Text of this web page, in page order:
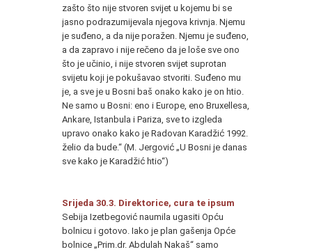
zašto što nije stvoren svijet u kojemu bi se
jasno podrazumijevala njegova krivnja. Njemu
je suđeno, a da nije poražen. Njemu je suđeno,
a da zapravo i nije rečeno da je loše sve ono
što je učinio, i nije stvoren svijet suprotan
svijetu koji je pokušavao stvoriti. Suđeno mu
je, a sve je u Bosni baš onako kako je on htio.
Ne samo u Bosni: eno i Europe, eno Bruxellesa,
Ankare, Istanbula i Pariza, sve to izgleda
upravo onako kako je Radovan Karadžić 1992.
želio da bude.“ (M. Jergović „U Bosni je danas
sve kako je Karadžić htio“)
Srijeda 30.3. Direktorice, cura te ipsum
Sebija Izetbegović naumila ugasiti Opću
bolnicu i gotovo. Iako je plan gašenja Opće
bolnice „Prim.dr. Abdulah Nakaš“ samo